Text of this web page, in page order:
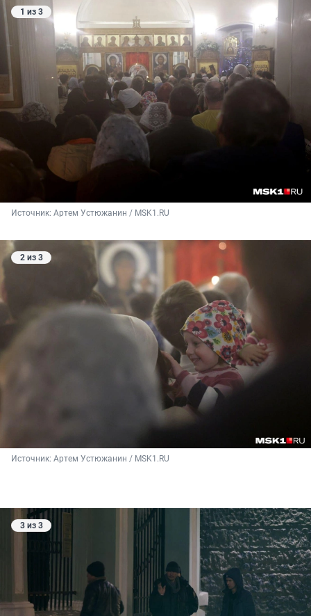
1 из 3
Источник: Артем Устюжанин / MSK1.RU
2 из 3
Источник: Артем Устюжанин / MSK1.RU
3 из 3